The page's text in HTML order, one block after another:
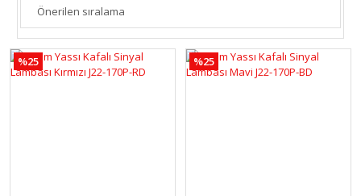
%25 %25